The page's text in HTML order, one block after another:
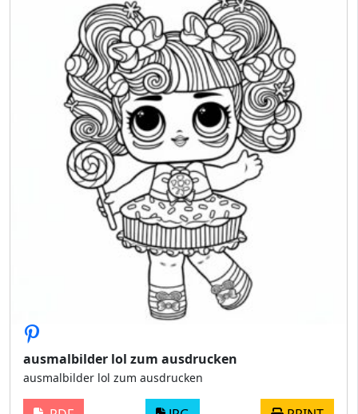
ausmalbilder lol zum ausdrucken
ausmalbilder lol zum ausdrucken